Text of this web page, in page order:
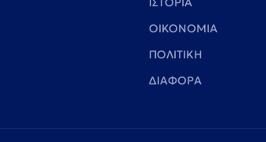
ΟΙΚΟΝΟΜΙΑ
ΠΟΛΙΤΙΚΗ
ΔΙΑΦΟΡΑ